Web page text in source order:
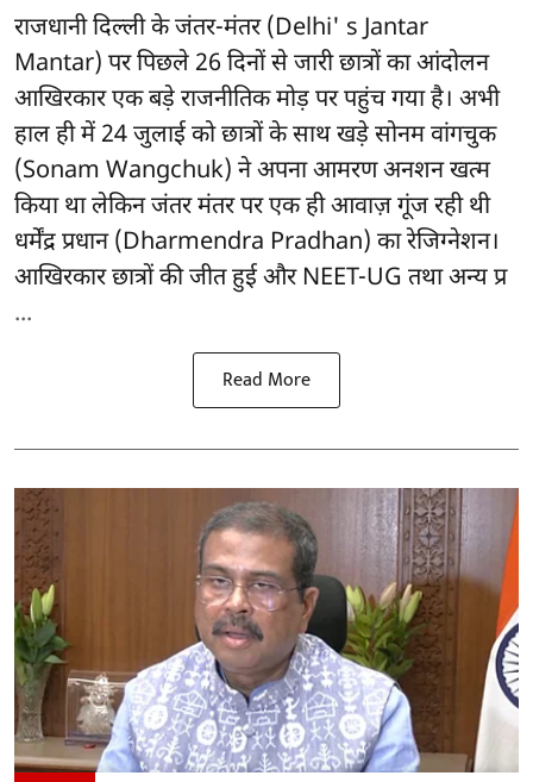
राजधानी दिल्ली के जंतर-मंतर (Delhi' s Jantar
Mantar) पर पिछले 26 दिनों से जारी छात्रों का आंदोलन
आखिरकार एक बड़े राजनीतिक मोड़ पर पहुंच गया है। अभी
हाल ही में 24 जुलाई को छात्रों के साथ खड़े सोनम वांगचुक
(Sonam Wangchuk) ने अपना आमरण अनशन खत्म
किया था लेकिन जंतर मंतर पर एक ही आवाज़ गूंज रही थी
धर्मेंद्र प्रधान (Dharmendra Pradhan) का रेजिग्नेशन।
आखिरकार छात्रों की जीत हुई और NEET-UG तथा अन्य प्र
...
Read More